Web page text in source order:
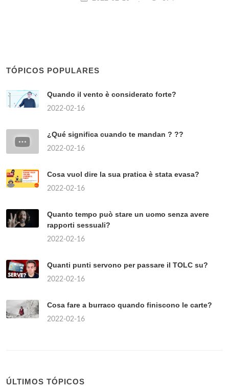
TÓPICOS POPULARES
Quando il vento è considerato forte?
2022-02-16
¿Qué significa cuando te mandan ? ??
2022-02-16
Cosa vuol dire la sua pratica è stata evasa?
2022-02-16
Quanto tempo può stare un uomo senza avere
rapporti sessuali?
2022-02-16
Quanti punti servono per passare il TOLC su?
2022-02-16
Cosa fare a burraco quando finiscono le carte?
2022-02-16
ÚLTIMOS TÓPICOS